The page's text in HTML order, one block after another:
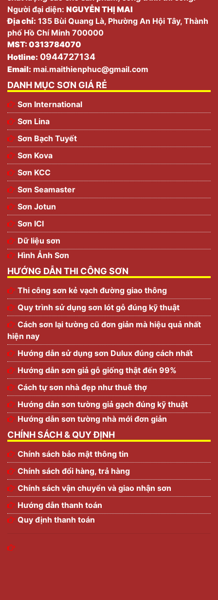
Người đại diện: NGUYỄN THỊ MAI
Địa chỉ: 135 Bùi Quang Là, Phường An Hội Tây, Thành
phố Hồ Chí Minh 700000
MST: 0313784070
Hotline: 0944727134
Email: mai.maithienphuc@gmail.com
DANH MỤC SƠN GIÁ RẺ
Sơn International
Sơn Lina
Sơn Bạch Tuyết
Sơn Kova
Sơn KCC
Sơn Seamaster
Sơn Jotun
Sơn ICI
Dữ liệu sơn
Hình Ảnh Sơn
HƯỚNG DẪN THI CÔNG SƠN
Thi công sơn kẻ vạch đường giao thông
Quy trình sử dụng sơn lót gỗ đúng kỹ thuật
Cách sơn lại tường cũ đơn giản mà hiệu quả nhất
hiện nay
Hướng dẫn sử dụng sơn Dulux đúng cách nhất
Hướng dẫn sơn giả gỗ giống thật đến 99%
Cách tự sơn nhà đẹp như thuê thợ
Hướng dẫn sơn tường giả gạch đúng kỹ thuật
Hướng dẫn sơn tường nhà mới đơn giản
CHÍNH SÁCH & QUY ĐỊNH
Chính sách bảo mật thông tin
Chính sách đổi hàng, trả hàng
Chính sách vận chuyển và giao nhận sơn
Hướng dẫn thanh toán
Quy định thanh toán